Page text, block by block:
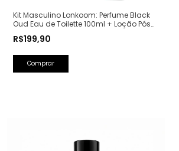
Kit Masculino Lonkoom: Perfume Black
Oud Eau de Toilette 100ml + Loção Pós
R$199,90